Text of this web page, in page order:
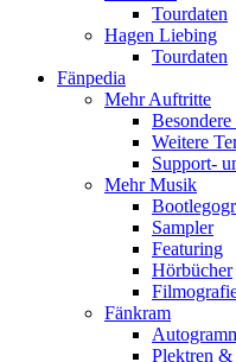
Tourdaten
Hagen Liebing
Tourdaten
Fänpedia
Mehr Auftritte
Weitere
Support-
Mehr Musik
Sampler
Featuring
Hörbücher
Fänkram
Plektren